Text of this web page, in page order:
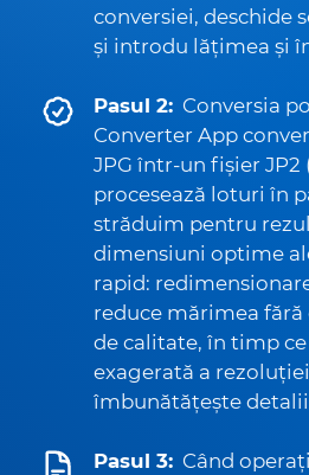
conversiei, deschide
și introdu lățimea și
Pasul 2: Conversia
Converter App
JPG într-un fișier JP2
procesează loturi în
străduim pentru
dimensiuni optime
rapid:
reduce mărimea
de calitate, în timp
exagerată a
îmbunătățește
Pasul 3: Când